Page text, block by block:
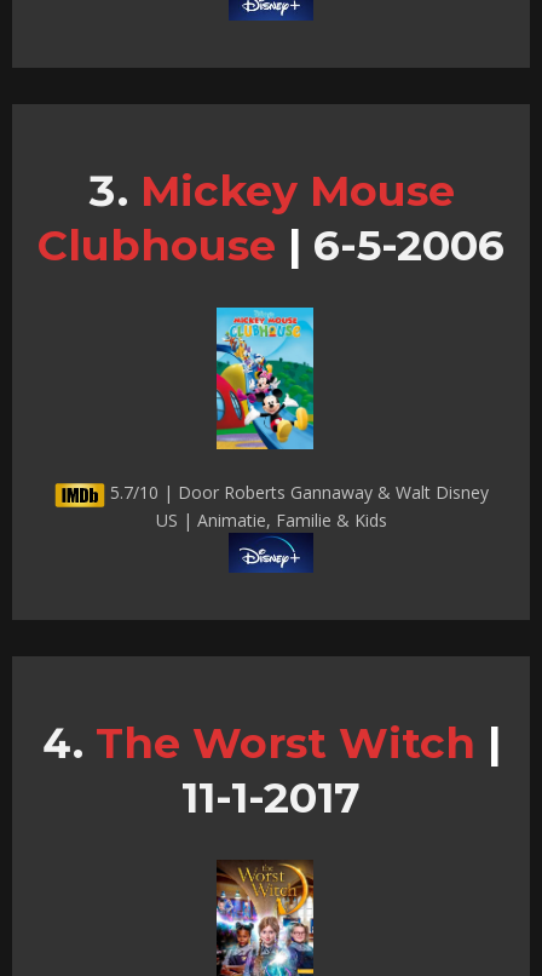
Mickey Mouse
Clubhouse | 6-5-2006
5.7/10 | Door Roberts Gannaway & Walt Disney
US | Animatie, Familie & Kids
The Worst Witch |
11-1-2017